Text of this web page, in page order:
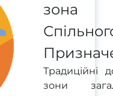
зона
Традиційні
зони